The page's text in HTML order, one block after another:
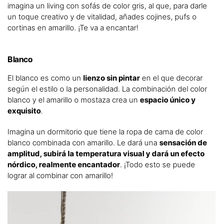
imagina un living con sofás de color gris, al que, para darle
un toque creativo y de vitalidad, añades cojines, pufs o
cortinas en amarillo. ¡Te va a encantar!
Blanco
El blanco es como un lienzo sin pintar en el que decorar
según el estilo o la personalidad. La combinación del color
blanco y el amarillo o mostaza crea un espacio único y
exquisito.
Imagina un dormitorio que tiene la ropa de cama de color
blanco combinada con amarillo. Le dará una sensación de
amplitud, subirá la temperatura visual y dará un efecto
nórdico, realmente encantador. ¡Todo esto se puede
lograr al combinar con amarillo!